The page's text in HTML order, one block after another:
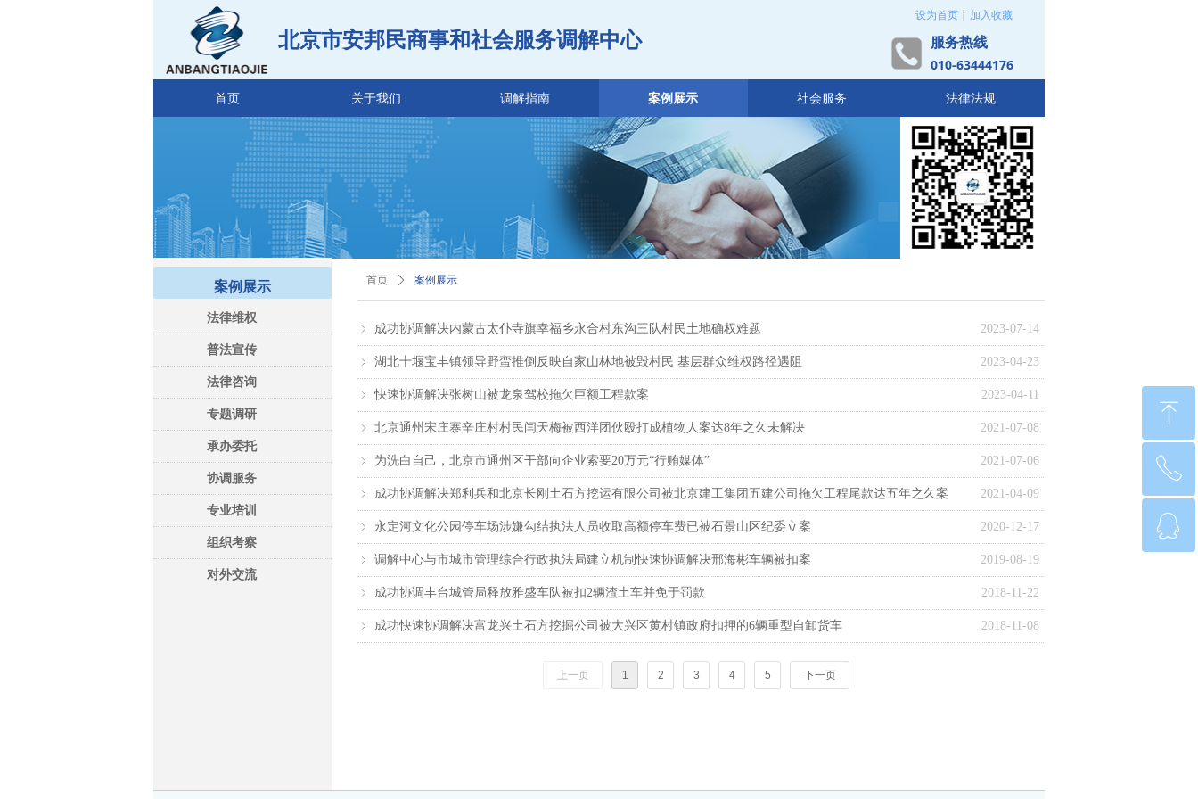
北京市安邦民商事和社会服务调解中心
010-63444176
服务热线
设为首页 | 加入收藏
首页 关于我们 调解指南 案例展示 社会服务 法律法规
案例展示
法律维权
普法宣传
法律咨询
专题调研
承办委托
协调服务
专业培训
组织考察
对外交流
2023-07-14
ꁇ 成功协调解决内蒙古太仆寺旗幸福乡永合村东沟三队村民土地确权难题
2023-04-23
ꁇ 湖北十堰宝丰镇领导野蛮推倒反映自家山林地被毁村民 基层群众维权路径遇阻
2023-04-11
ꁇ 快速协调解决张树山被龙泉驾校拖欠巨额工程款案
2021-07-08
ꁇ 北京通州宋庄寨辛庄村村民闫天梅被西洋团伙殴打成植物人案达8年之久未解决
2021-07-06
ꁇ 为洗白自己，北京市通州区干部向企业索要20万元“行贿媒体”
2021-04-09
ꁇ 成功协调解决郑利兵和北京长刚土石方挖运有限公司被北京建工集团五建公司拖欠工程尾款达五年之久案
2020-12-17
ꁇ 永定河文化公园停车场涉嫌勾结执法人员收取高额停车费已被石景山区纪委立案
2019-08-19
ꁇ 调解中心与市城市管理综合行政执法局建立机制快速协调解决邢海彬车辆被扣案
2018-11-22
ꁇ 成功协调丰台城管局释放雅盛车队被扣2辆渣土车并免于罚款
2018-11-08
ꁇ 成功快速协调解决富龙兴土石方挖掘公司被大兴区黄村镇政府扣押的6辆重型自卸货车
上一页 1 2 3 4 5 下一页
首页 ꄲ 案例展示
ꁸ
回到顶部
ꂅ
010-63444176
ꁗ